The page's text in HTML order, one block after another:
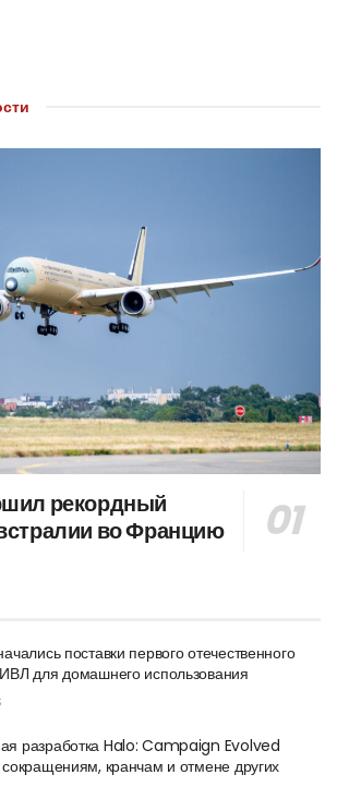
рекордный
во Францию
поставки первого отечественного
для домашнего использования
разработка Halo: Campaign Evolved
кранчам и отмене других